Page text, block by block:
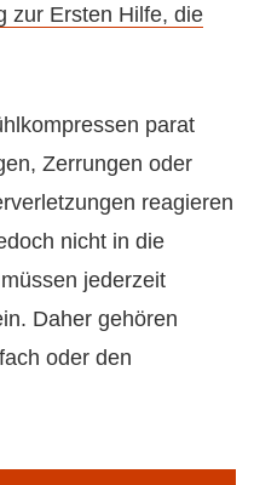
zur Ersten Hilfe, die
parat
Zerrungen oder
reagieren
nicht in die
jederzeit
Daher gehören
oder den